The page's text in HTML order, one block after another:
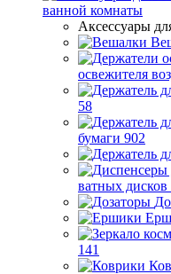
ванной комнаты
Аксессуары
освежителя
58
бумаги 902
ватных дисков
141